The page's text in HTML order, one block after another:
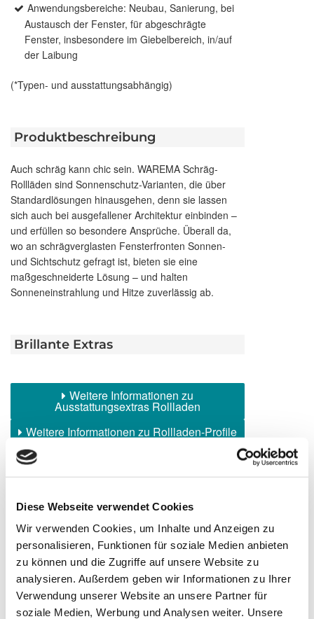
Diese Webseite verwendet Cookies
Wir verwenden Cookies, um Inhalte und Anzeigen zu
personalisieren, Funktionen für soziale Medien anbieten
zu können und die Zugriffe auf unsere Website zu
analysieren. Außerdem geben wir Informationen zu Ihrer
Verwendung unserer Website an unsere Partner für
soziale Medien, Werbung und Analysen weiter. Unsere
Anwendungsbereiche: Neubau, Sanierung, bei
Austausch der Fenster, für abgeschrägte
Fenster, insbesondere im Giebelbereich, in/auf
der Laibung
(*Typen- und ausstattungsabhängig)
Produktbeschreibung
Auch schräg kann chic sein. WAREMA Schräg-
Rollläden sind Sonnenschutz-Varianten, die über
Standardlösungen hinausgehen, denn sie lassen
sich auch bei ausgefallener Architektur einbinden –
und erfüllen so besondere Ansprüche. Überall da,
wo an schrägverglasten Fensterfronten Sonnen-
und Sichtschutz gefragt ist, bieten sie eine
maßgeschneiderte Lösung – und halten
Sonneneinstrahlung und Hitze zuverlässig ab.
Brillante Extras
Weitere Informationen zu
Ausstattungsextras Rollladen
Weitere Informationen zu Rollladen-Profile
Weitere Informationen
Das könnte Sie auch interessieren